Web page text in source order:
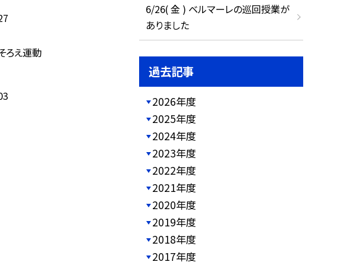
ろえ運動
6/26( 金 ) ベルマーレの巡回授業が
ありました
過去記事
2026年度
2025年度
2024年度
2023年度
2022年度
2021年度
2020年度
2019年度
2018年度
2017年度